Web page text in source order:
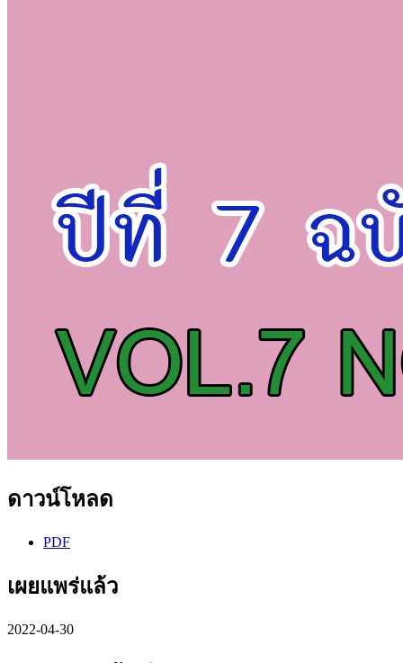
ดาวน์โหลด
PDF
เผยแพร่แล้ว
2022-04-30